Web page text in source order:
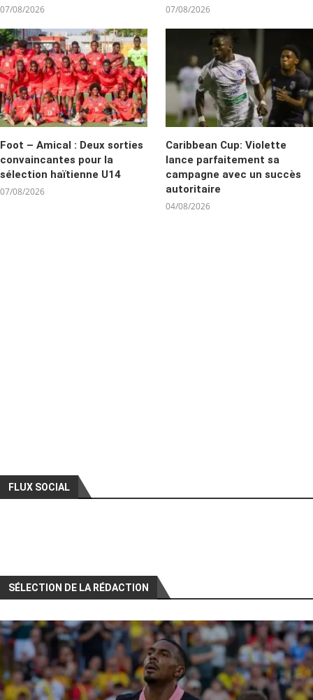
07/08/2026 07/08/2026
Foot – Amical : Deux sorties
convaincantes pour la
sélection haïtienne U14
07/08/2026
Caribbean Cup: Violette
lance parfaitement sa
campagne avec un succès
autoritaire
04/08/2026
FLUX SOCIAL
SÉLECTION DE LA RÉDACTION